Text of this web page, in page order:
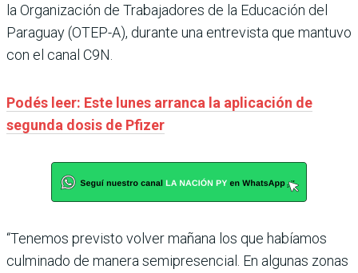
la Organización de Trabajadores de la Educación del
Paraguay (OTEP-A), durante una entrevista que mantuvo
con el canal C9N.
Podés leer: Este lunes arranca la aplicación de
segunda dosis de Pfizer
“Tenemos previsto volver mañana los que habíamos
culminado de manera semipresencial. En algunas zonas